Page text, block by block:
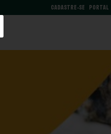
PORTAL
CADASTRE-SE